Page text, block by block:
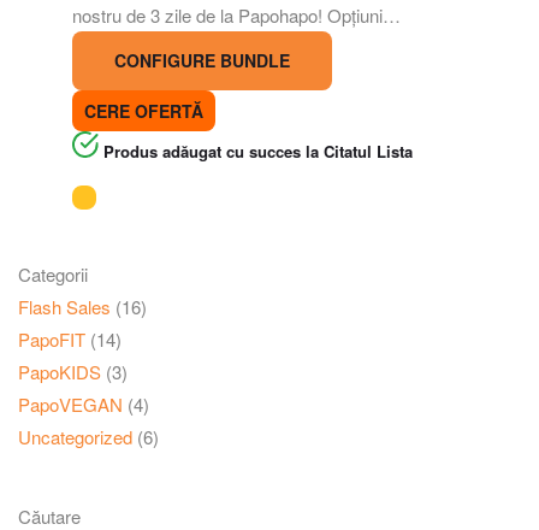
nostru de 3 zile de la Papohapo! Opțiuni…
CONFIGURE BUNDLE
CERE OFERTĂ
Produs adăugat cu succes la Citatul Lista
Categorii
Flash Sales (16)
PapoFIT (14)
PapoKIDS (3)
PapoVEGAN (4)
Uncategorized (6)
Căutare